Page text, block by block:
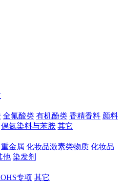
全氟酸类 有机酚类 香精香料 颜料
偶氮染料与苯胺 其它
重金属 化妆品激素类物质 化妆品
他 染发剂
专项 其它